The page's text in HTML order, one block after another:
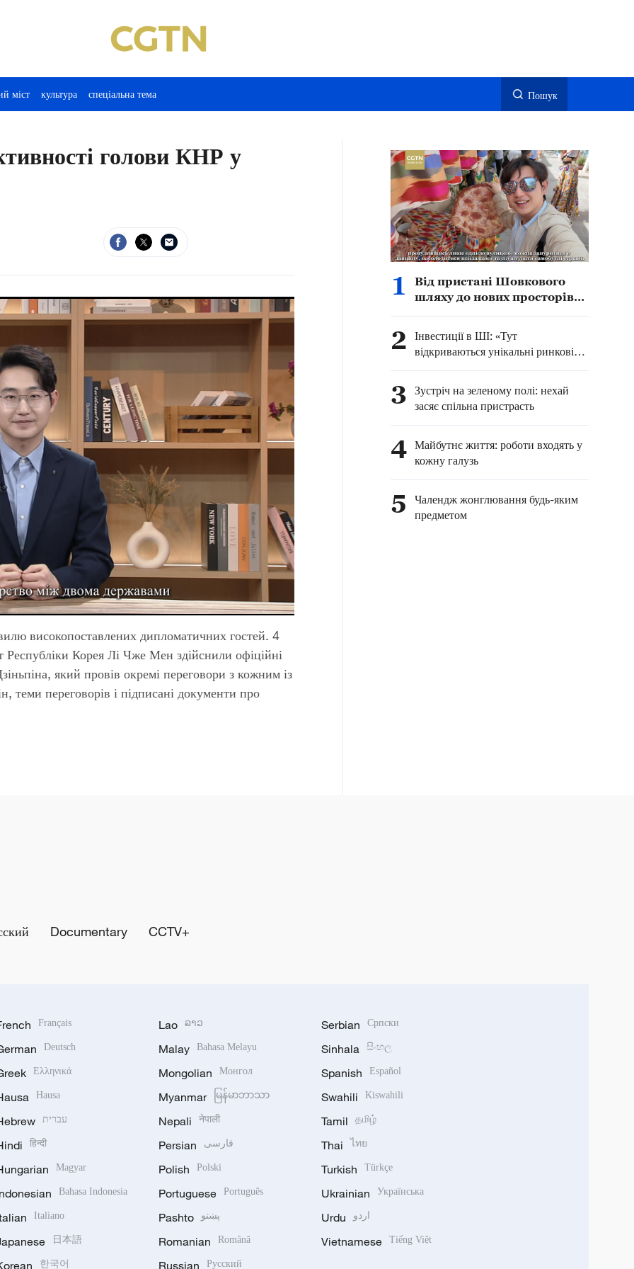
міст культура спеціальна тема Пошук
голови КНР у
високопоставлених дипломатичних гостей. 4
Республіки Корея Лі Чже Мен здійснили офіційні
який провів окремі переговори з кожним із
теми переговорів і підписані документи про
1
Від пристані Шовкового
шляху до нових просторів
2 Інвестиції в ШІ: «Тут
відкриваються унікальні ринкові
можливості»
3 Зустріч на зеленому полі: нехай
засяє спільна пристрасть
4 Майбутнє життя: роботи входять у
кожну галузь
5
Чалендж жонглювання будь-яким
предметом
Documentary CCTV+
Français
Deutsch
Ελληνικά
Hausa
עברית
हिन्दी
Magyar
Bahasa Indonesia
Italiano
日本語
한국어
Lao ລາວ
Malay Bahasa Melayu
Mongolian Монгол
Myanmar မြန်မာဘာသာ
Nepali नेपाली
Persian فارسی
Polish Polski
Portuguese Português
Pashto پښتو
Romanian Română
Russian Русский
Serbian Српски
Sinhala සිංහල
Spanish Español
Swahili Kiswahili
Tamil தமிழ்
Thai ไทย
Turkish Türkçe
Ukrainian Українська
Urdu اردو
Vietnamese Tiếng Việt